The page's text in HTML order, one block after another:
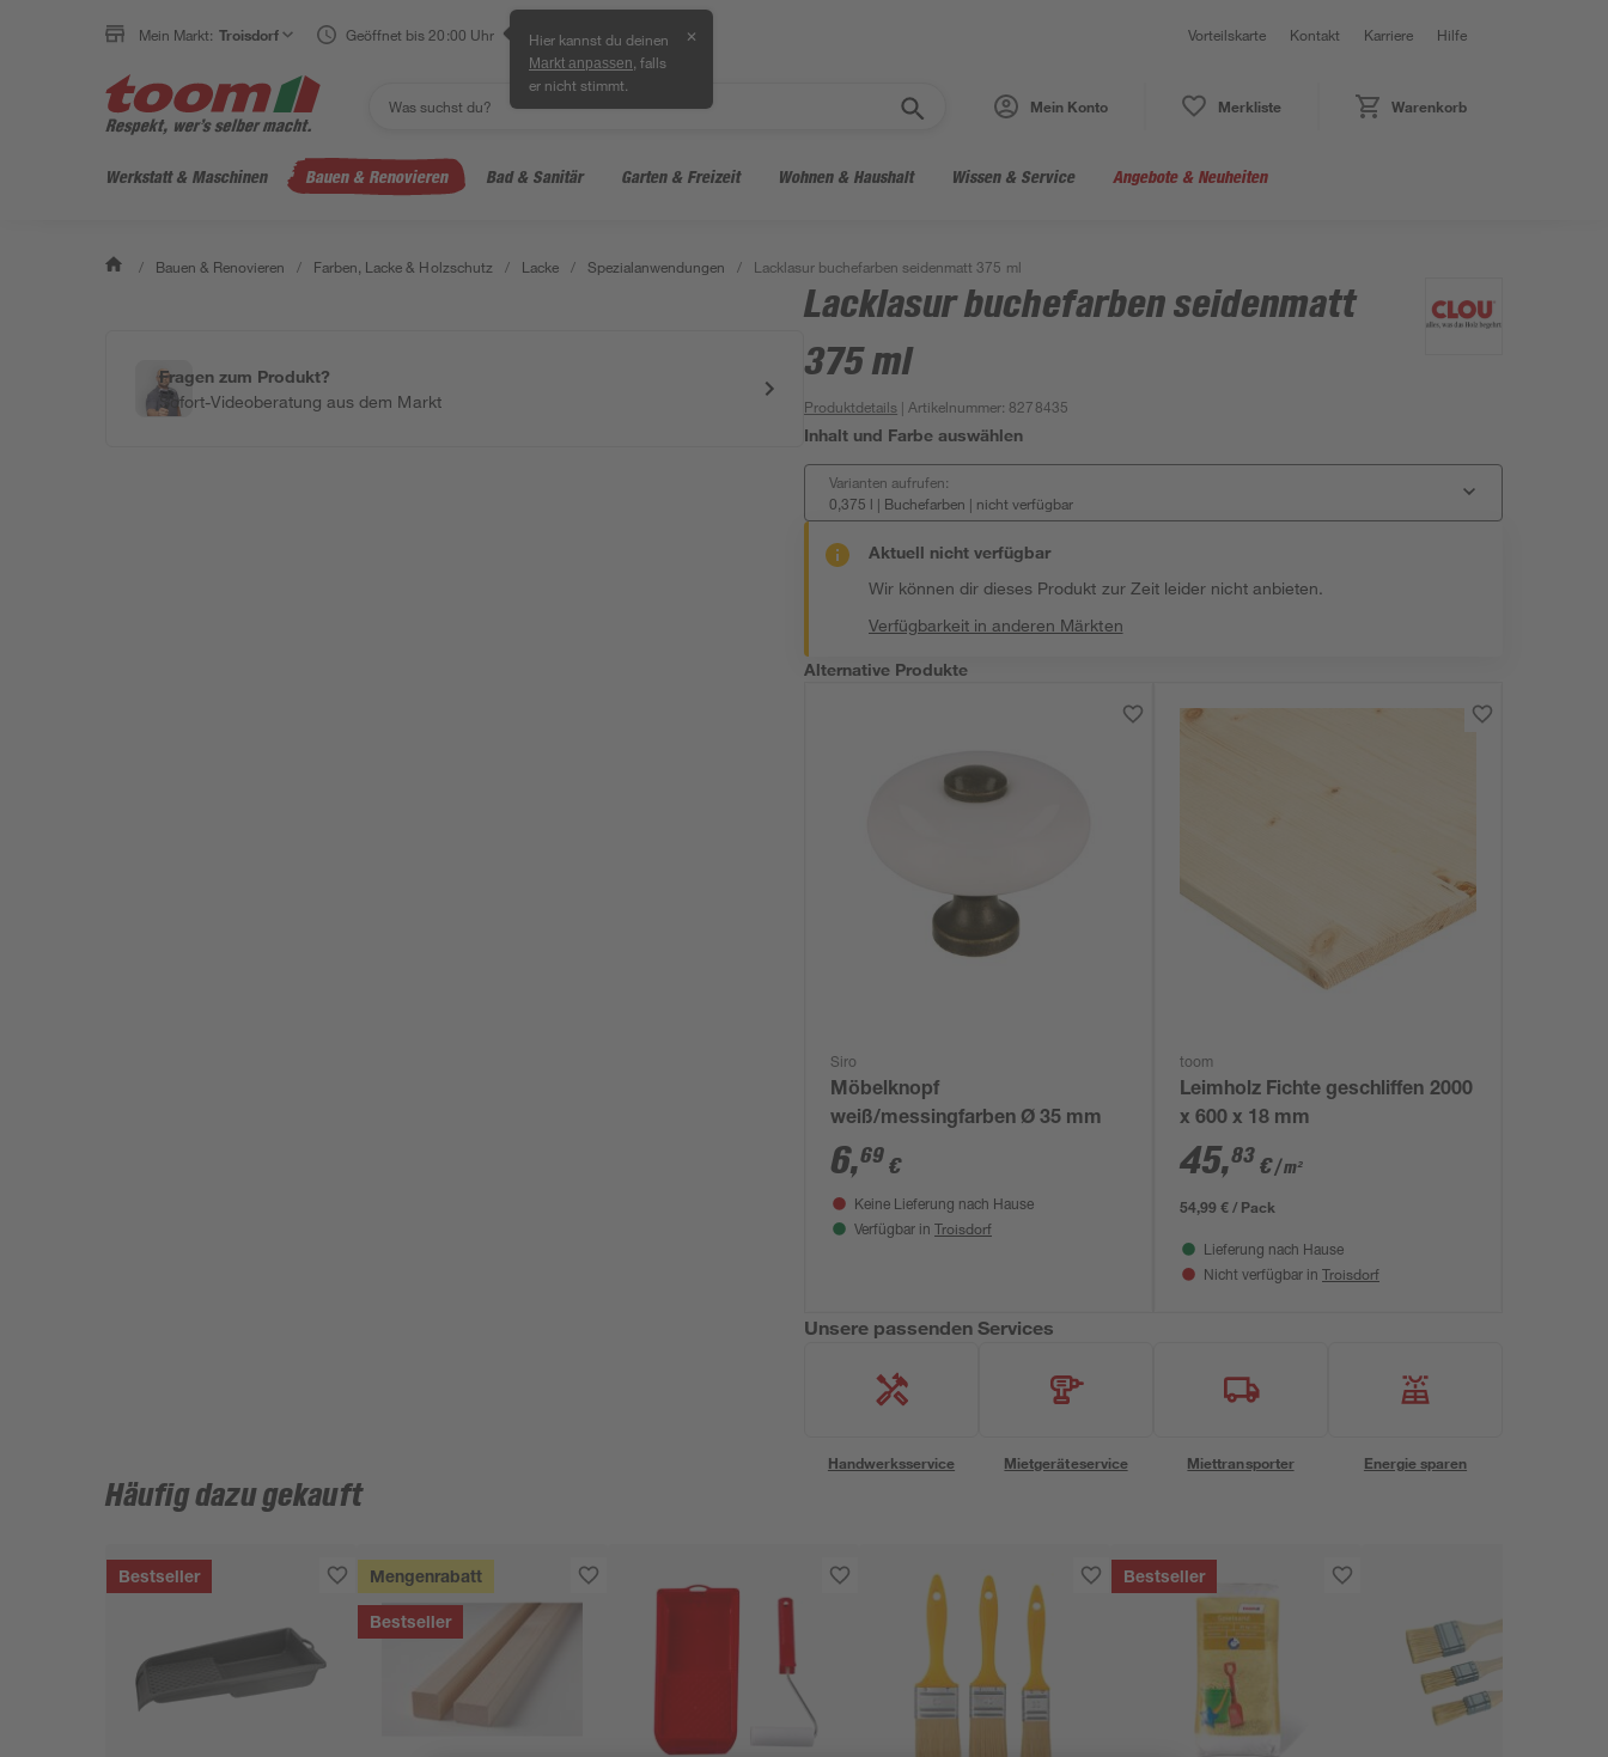
Mein Markt: Troisdorf Geöffnet bis 20:00 Uhr Hier kannst du deinen
Markt anpassen , falls
er nicht stimmt.
✕ Vorteilskarte Kontakt Karriere Hilfe
Mein Konto Merkliste Warenkorb
Werkstatt & Maschinen Bauen & Renovieren Bad & Sanitär Garten & Freizeit Wohnen & Haushalt Wissen & Service Angebote & Neuheiten
/ Bauen & Renovieren / Farben, Lacke & Holzschutz / Lacke / Spezialanwendungen / Lacklasur buchefarben seidenmatt 375 ml
Fragen zum Produkt?
Sofort-Videoberatung aus dem Markt
Lacklasur buchefarben seidenmatt
375 ml
Produktdetails | Artikelnummer: 8278435
Inhalt und Farbe auswählen
Varianten aufrufen:
0,375 l | Buchefarben | nicht verfügbar
Aktuell nicht verfügbar
Wir können dir dieses Produkt zur Zeit leider nicht anbieten.
Verfügbarkeit in anderen Märkten
Alternative Produkte
Siro
Möbelknopf
weiß/messingfarben Ø 35 mm
6,69 €
Keine Lieferung nach Hause
Verfügbar in Troisdorf
toom
Leimholz Fichte geschliffen 2000
x 600 x 18 mm
45,83 €/ m²
54,99 € / Pack
Lieferung nach Hause
Nicht verfügbar in Troisdorf
Unsere passenden Services
Handwerksservice Mietgeräteservice Miettransporter Energie sparen
Häufig dazu gekauft
Bestseller Mengenrabatt
Bestseller
Bestseller